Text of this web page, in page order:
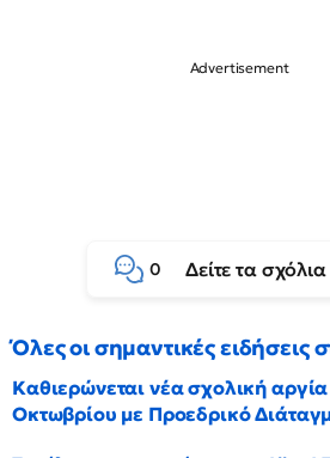
0 Δείτε τα σχόλια
Όλες οι σημαντικές ειδήσεις
Καθιερώνεται νέα σχολική αργία
Οκτωβρίου με Προεδρικό